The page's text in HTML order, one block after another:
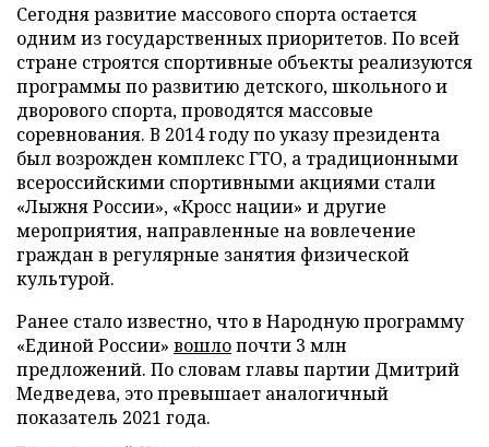
Сегодня развитие массового спорта остается
одним из государственных приоритетов. По всей
стране строятся спортивные объекты реализуются
программы по развитию детского, школьного и
дворового спорта, проводятся массовые
соревнования. В 2014 году по указу президента
был возрожден комплекс ГТО, а традиционными
всероссийскими спортивными акциями стали
«Лыжня России», «Кросс нации» и другие
мероприятия, направленные на вовлечение
граждан в регулярные занятия физической
культурой.
Ранее стало известно, что в Народную программу
«Единой России» вошлопочти 3 млн
предложений. По словам главы партии Дмитрий
Медведева, это превышает аналогичный
показатель 2021 года.